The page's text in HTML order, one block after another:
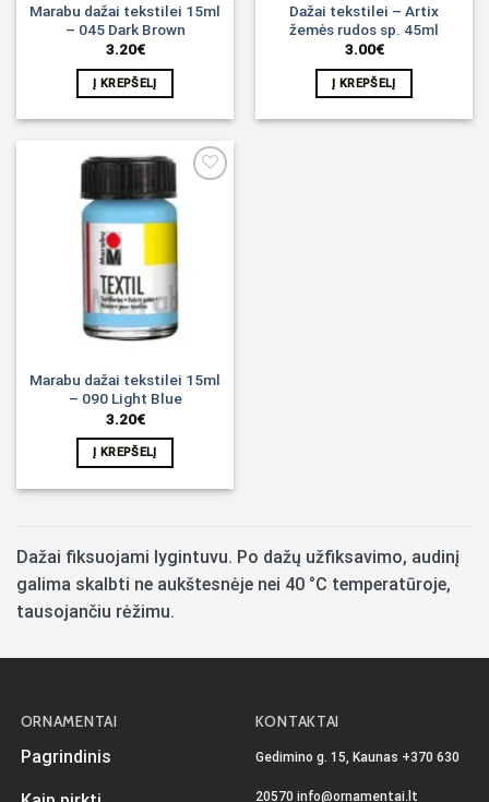
Marabu dažai tekstilei 15ml
– 045 Dark Brown
3.20€
Į KREPŠELĮ
Dažai tekstilei – Artix
žemės rudos sp. 45ml
3.00€
Į KREPŠELĮ
Marabu dažai tekstilei 15ml
– 090 Light Blue
3.20€
Į KREPŠELĮ
Dažai fiksuojami lygintuvu. Po dažų užfiksavimo, audinį
galima skalbti ne aukštesnėje nei 40 °C temperatūroje,
tausojančiu rėžimu.
ORNAMENTAI
Pagrindinis
KONTAKTAI
Gedimino g. 15, Kaunas +370 630
20570 info@ornamentai.lt